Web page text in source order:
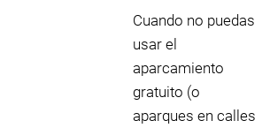
Cuando no puedas
usar el
aparcamiento
gratuito (o
aparques en calles